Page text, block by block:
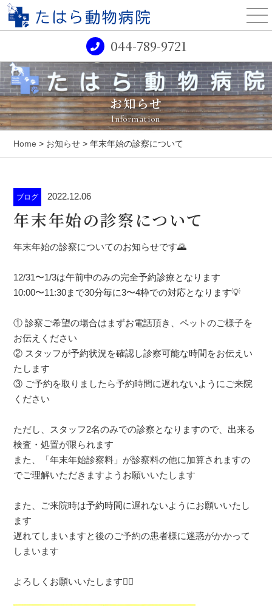
044-789-9721
お知らせ
Information
Home > お知らせ > 年末年始の診察について
ブログ 2022.12.06
年末年始の診察について
年末年始の診察についてのお知らせです🌄
12/31〜1/3は午前中のみの完全予約診療となります
10:00〜11:30まで30分毎に3〜4枠での対応となります💡
① 診察ご希望の場合はまずお電話頂き、ペットのご様子を
お伝えください
② スタッフが予約状況を確認し診察可能な時間をお伝えい
たします
③ ご予約を取りましたら予約時間に遅れないようにご来院
ください
ただし、スタッフ2名のみでの診察となりますので、出来る
検査・処置が限られます
また、「年末年始診察料」が診察料の他に加算されますの
でご理解いただきますようお願いいたします
また、ご来院時は予約時間に遅れないようにお願いいたし
ます
遅れてしまいますと後のご予約の患者様に迷惑がかかって
しまいます
よろしくお願いいたします🙇‍♂️